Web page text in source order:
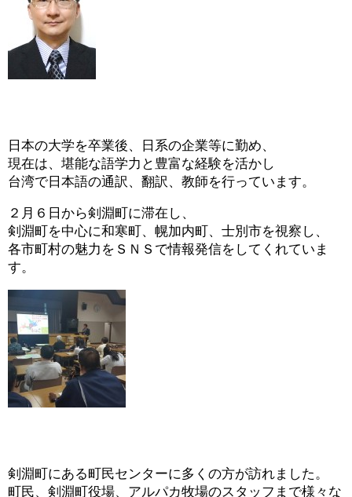
日本の大学を卒業後、日系の企業等に勤め、
現在は、堪能な語学力と豊富な経験を活かし
台湾で日本語の通訳、翻訳、教師を行っています。
２月６日から剣淵町に滞在し、
剣淵町を中心に和寒町、幌加内町、士別市を視察し、
各市町村の魅力をＳＮＳで情報発信をしてくれていま
す。
剣淵町にある町民センターに多くの方が訪れました。
町民、剣淵町役場、アルパカ牧場のスタッフまで様々な